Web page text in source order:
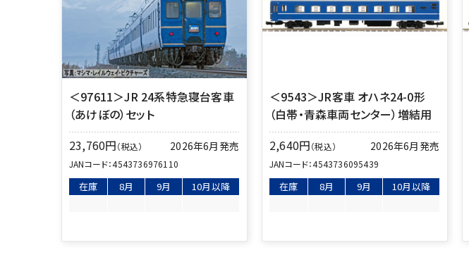
＜97611＞JR 24系特急寝台客車
（あけぼの）セット
23,760円（税込） 2026年6月発売
JANコード：4543736976110
在庫 8月 9月 10月以降
＜9543＞JR客車 オハネ24-0形
（白帯・青森車両センター）増結用
2,640円（税込） 2026年6月発売
JANコード：4543736095439
在庫 8月 9月 10月以降